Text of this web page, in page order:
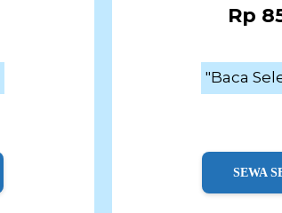
Rp
"Baca
SEWA